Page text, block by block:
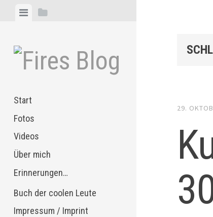
MenüSeitenleiste
Start
Fotos
Videos
Über mich
Erinnerungen…
Buch der coolen Leute
Impressum / Imprint
29.